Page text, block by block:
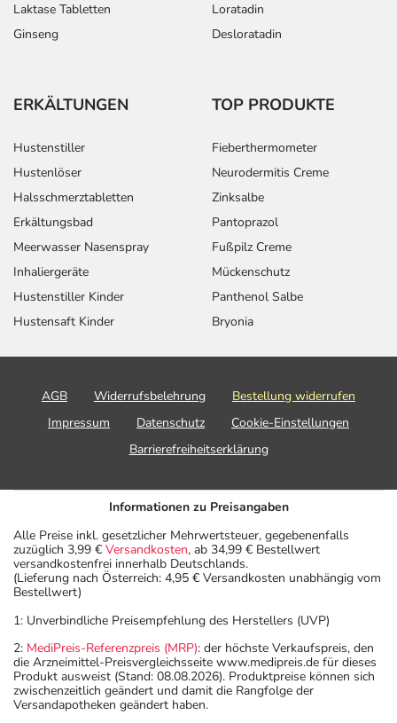
Laktase Tabletten
Ginseng
Loratadin
Desloratadin
ERKÄLTUNGEN
Hustenstiller
Hustenlöser
Halsschmerztabletten
Erkältungsbad
Meerwasser Nasenspray
Inhaliergeräte
Hustenstiller Kinder
Hustensaft Kinder
TOP PRODUKTE
Fieberthermometer
Neurodermitis Creme
Zinksalbe
Pantoprazol
Fußpilz Creme
Mückenschutz
Panthenol Salbe
Bryonia
AGB Widerrufsbelehrung
Bestellung widerrufen
Impressum
Datenschutz
Cookie-Einstellungen
Barrierefreiheitserklärung
Informationen zu Preisangaben
Alle Preise inkl. gesetzlicher Mehrwertsteuer, gegebenenfalls
zuzüglich 3,99 € Versandkosten, ab 34,99 € Bestellwert
versandkostenfrei innerhalb Deutschlands.
(Lieferung nach Österreich: 4,95 € Versandkosten unabhängig vom
Bestellwert)
1: Unverbindliche Preisempfehlung des Herstellers (UVP)
2: MediPreis-Referenzpreis (MRP): der höchste Verkaufspreis, den
die Arzneimittel-Preisvergleichsseite www.medipreis.de für dieses
Produkt ausweist (Stand: 08.08.2026). Produktpreise können sich
zwischenzeitlich geändert und damit die Rangfolge der
Versandapotheken geändert haben.